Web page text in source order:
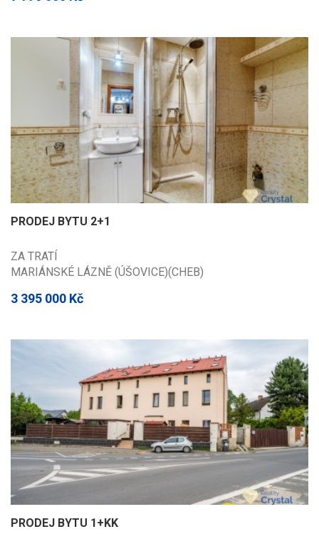
PRODEJ BYTU 2+1
ZA TRATÍ
MARIÁNSKÉ LÁZNĚ (ÚŠOVICE)(CHEB)
3 395 000 Kč
PRODEJ BYTU 1+KK